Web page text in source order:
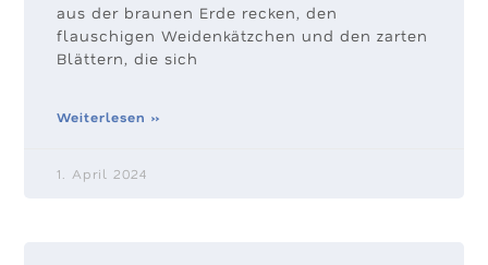
aus der braunen Erde recken, den
flauschigen Weidenkätzchen und den zarten
Blättern, die sich
Weiterlesen »
1. April 2024